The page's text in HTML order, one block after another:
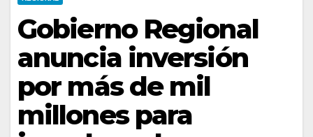
Gobierno Regional
anuncia inversión
por más de mil
millones para